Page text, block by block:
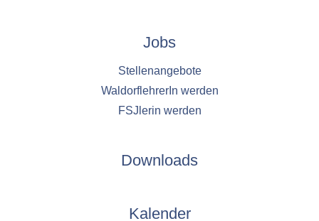
Jobs
Stellenangebote
WaldorflehrerIn werden
FSJlerin werden
Downloads
Kalender